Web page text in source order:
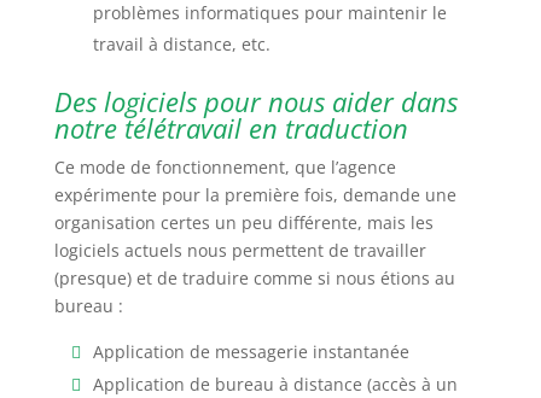
problèmes informatiques pour maintenir le
travail à distance, etc.
Des logiciels pour nous aider dans
notre télétravail en traduction
Ce mode de fonctionnement, que l’agence
expérimente pour la première fois, demande une
organisation certes un peu différente, mais les
logiciels actuels nous permettent de travailler
(presque) et de traduire comme si nous étions au
bureau :
Application de messagerie instantanée
Application de bureau à distance (accès à un